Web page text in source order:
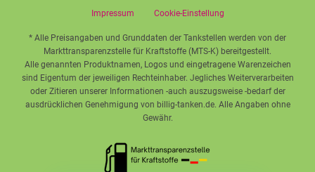
Impressum
Cookie-Einstellung
* Alle Preisangaben und Grunddaten der Tankstellen werden von der
Markttransparenzstelle für Kraftstoffe (MTS-K) bereitgestellt.
Alle genannten Produktnamen, Logos und eingetragene Warenzeichen
sind Eigentum der jeweiligen Rechteinhaber. Jegliches Weiterverarbeiten
oder Zitieren unserer Informationen -auch auszugsweise -bedarf der
ausdrücklichen Genehmigung von billig-tanken.de. Alle Angaben ohne
Gewähr.